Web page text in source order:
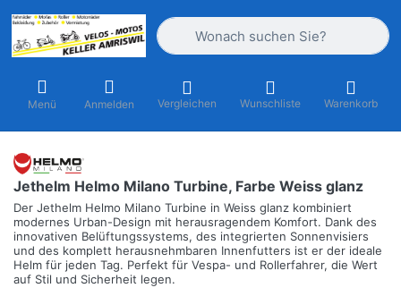
Geben Sie einen Suchbegriff ein.
Menü Anmelden Vergleichen Wunschliste Warenkorb
Jethelm Helmo Milano Turbine, Farbe Weiss glanz
Der Jethelm Helmo Milano Turbine in Weiss glanz kombiniert
modernes Urban-Design mit herausragendem Komfort. Dank des
innovativen Belüftungssystems, des integrierten Sonnenvisiers
und des komplett herausnehmbaren Innenfutters ist er der ideale
Helm für jeden Tag. Perfekt für Vespa- und Rollerfahrer, die Wert
auf Stil und Sicherheit legen.